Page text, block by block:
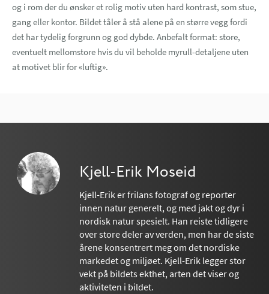
og i rom der du ønsker et rolig motiv uten hard kontrast, som stue,
gang eller kontor. Bildet tåler å stå alene på en større vegg fordi
det har tydelig forgrunn og god dybde. Anbefalt format: store,
eventuelt mellomstore hvis du vil beholde myrull-detaljene uten
at motivet blir for «luftig».
Kjell-Erik Moseid
Kjell-Erik er frilans fotograf og reporter
innen natur generelt, og med jakt og dyr i
nordisk natur spesielt. Han reiste tidligere
over store deler av verden, men har de siste
årene konsentrert meg om det nordiske
markedet og miljøet. Kjell-Erik legger stor
vekt på bildets ekthet, arten det viser og
aktiviteten i bildet.